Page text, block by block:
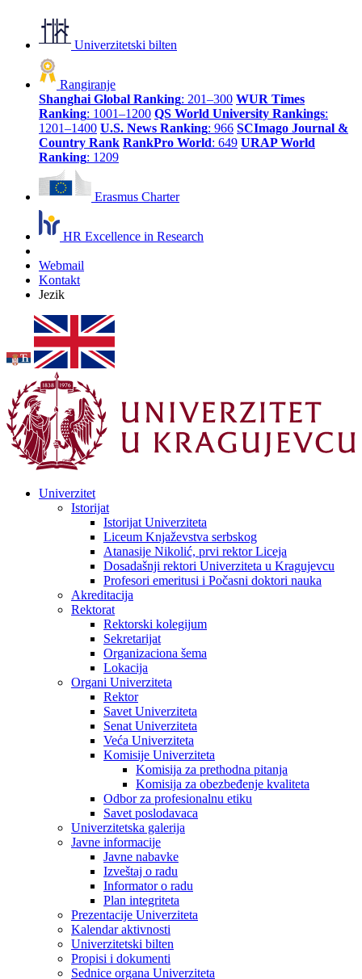
Univerzitetski bilten
Rangiranje
Shanghai Global Ranking: 201–300 WUR Times
Ranking: 1001–1200 QS World University Rankings:
1201–1400 U.S. News Ranking: 966 SCImago Journal &
Country Rank RankPro World: 649 URAP World
Ranking: 1209
Erasmus Charter
HR Excellence in Research
Webmail
Kontakt
Jezik
Univerzitet
Istorijat
Istorijat Univerziteta
Liceum Knjaževstva serbskog
Atanasije Nikolić, prvi rektor Liceja
Dosadašnji rektori Univerziteta u Kragujevcu
Profesori emeritusi i Počasni doktori nauka
Akreditacija
Rektorat
Rektorski kolegijum
Sekretarijat
Organizaciona šema
Lokacija
Organi Univerziteta
Rektor
Savet Univerziteta
Senat Univerziteta
Veća Univerziteta
Komisije Univerziteta
Komisija za prethodna pitanja
Komisija za obezbeđenje kvaliteta
Odbor za profesionalnu etiku
Savet poslodavaca
Univerzitetska galerija
Javne informacije
Javne nabavke
Izveštaj o radu
Informator o radu
Plan integriteta
Prezentacije Univerziteta
Kalendar aktivnosti
Univerzitetski bilten
Propisi i dokumenti
Sednice organa Univerziteta